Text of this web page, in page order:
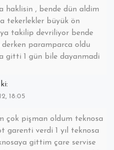
haklisin , bende dün aldim
tekerlekler büyük ön
takilip devriliyor bende
paramparca oldu
gitti 1 gün bile dayanmadi
18:05
çok pişman oldum teknosa
garenti verdi 1 yıl teknosa
gittim çare servise